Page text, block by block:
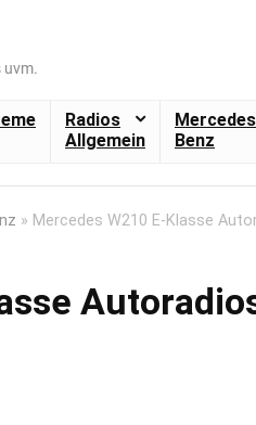
Radios
Allgemein
Benz
» Mercedes W210 E-Klasse